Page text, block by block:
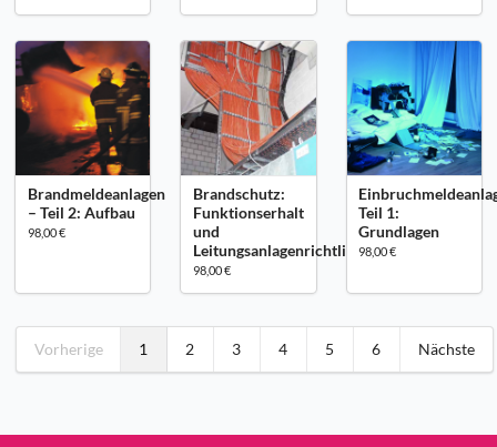
Brandmeldeanlagen
– Teil 2: Aufbau
98,00 €
Brandschutz:
Funktionserhalt
und
Leitungsanlagenrichtlinie
98,00 €
Teil 1:
Grundlagen
98,00 €
Vorherige 1 2 3 4 5 6 Nächste